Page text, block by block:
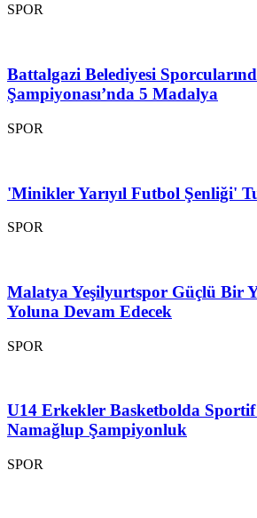
SPOR
Battalgazi Belediyesi
Şampiyonası’nda 5 Madalya
SPOR
'Minikler Yarıyıl Futbol Şenliği'
SPOR
Malatya Yeşilyurtspor Güçlü Bir
Yoluna Devam Edecek
SPOR
U14 Erkekler Basketbolda
Namağlup Şampiyonluk
SPOR